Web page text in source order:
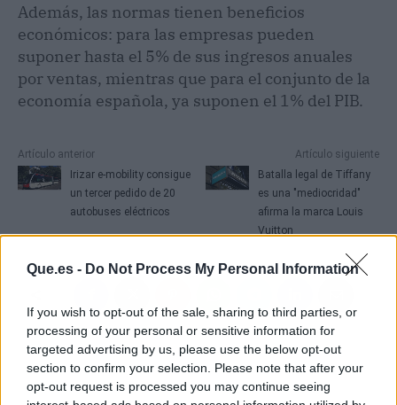
Que.es - Do Not Process My Personal Information
If you wish to opt-out of the sale, sharing to third parties, or
processing of your personal or sensitive information for
targeted advertising by us, please use the below opt-out
section to confirm your selection. Please note that after your
opt-out request is processed you may continue seeing
Además, las normas tienen beneficios
económicos: para las empresas pueden
suponer hasta el 5% de sus ingresos anuales
por ventas, mientras que para el conjunto de la
economía española, ya suponen el 1% del PIB.
Artículo anterior
Irizar e-mobility consigue
un tercer pedido de 20
autobuses eléctricos
Artículo siguiente
Batalla legal de Tiffany
es una "mediocridad"
afirma la marca Louis
Vuitton